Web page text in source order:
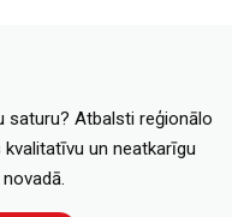
saturu? Atbalsti reģionālo
un neatkarīgu